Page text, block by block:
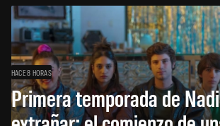
HACE 8 HORAS
Primera temporada de